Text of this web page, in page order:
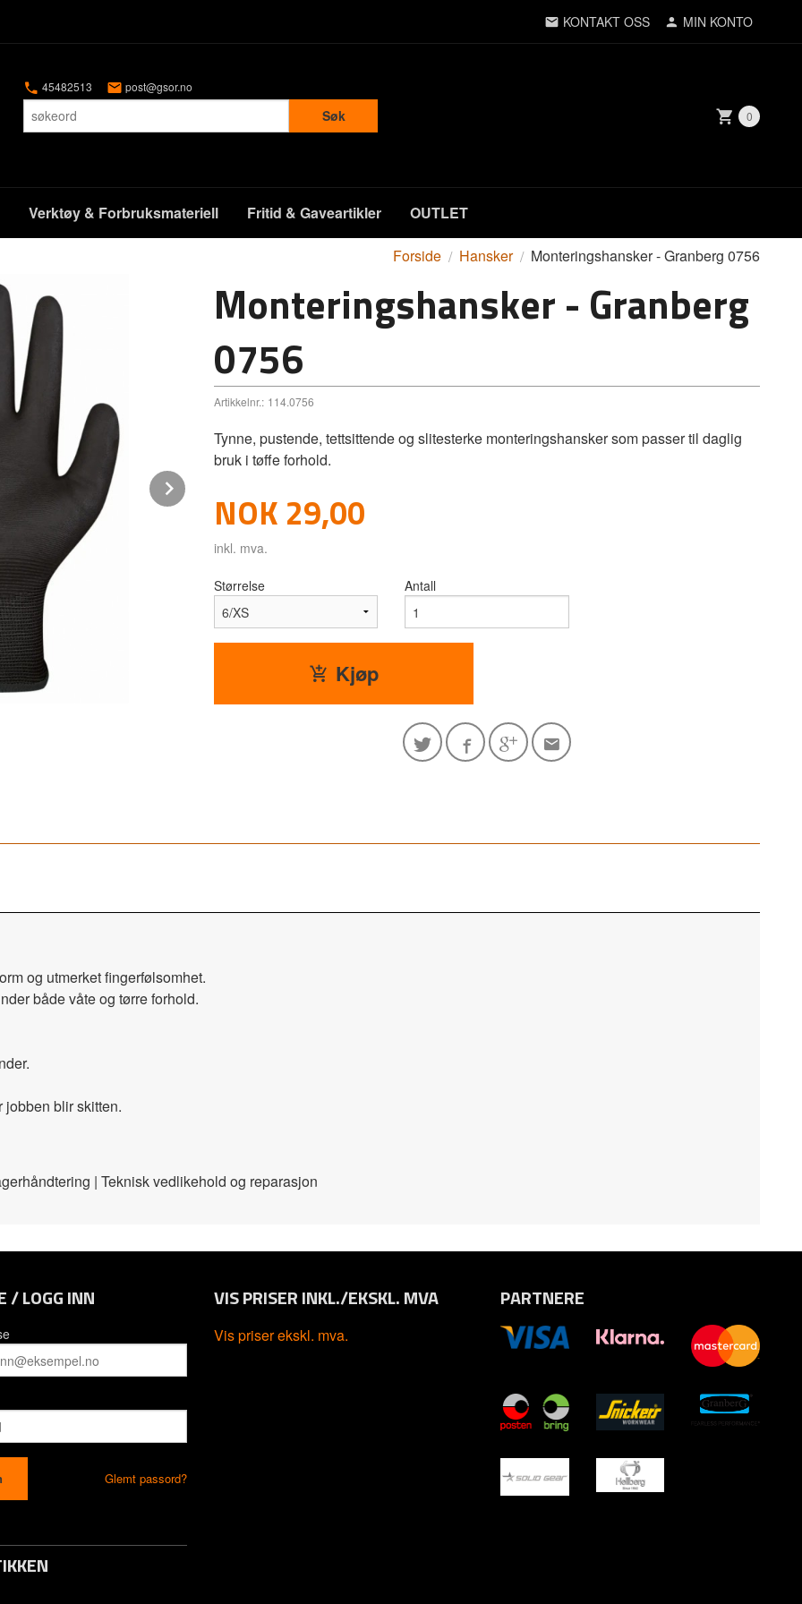
KONTAKT OSS MIN KONTO
45482513 post@gsor.no
Søk 0
Verktøy & Forbruksmateriell Fritid & Gaveartikler OUTLET
Forside Hansker Monteringshansker - Granberg 0756
Monteringshansker - Granberg
0756
Artikkelnr.: 114.0756
Tynne, pustende, tettsittende og slitesterke monteringshansker som passer til daglig
bruk i tøffe forhold.
Pris
NOK 29,00
inkl. mva.
Størrelse Antall
Kjøp
og utmerket fingerfølsomhet.
både våte og tørre forhold.
jobben blir skitten.
| Teknisk vedlikehold og reparasjon
/ LOGG INN
Glemt passord?
VIS PRISER INKL./EKSKL. MVA
Vis priser ekskl. mva.
PARTNERE